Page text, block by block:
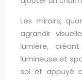
Les miroirs,
agrandir
lumière,
lumineuse et
sol et appuyé